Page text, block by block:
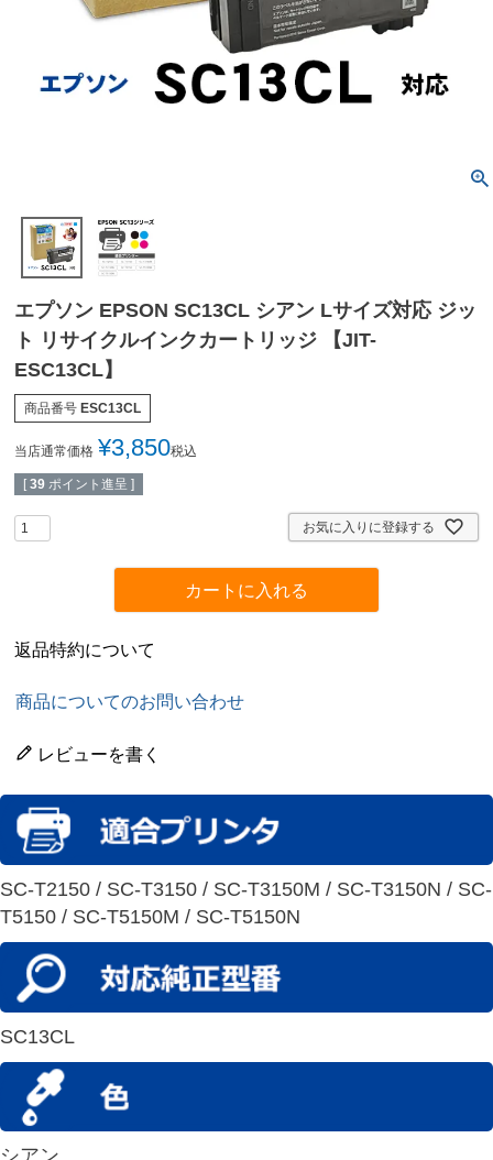
エプソン EPSON SC13CL シアン Lサイズ対応 ジッ
ト リサイクルインクカートリッジ 【JIT-
ESC13CL】
商品番号 ESC13CL
当店通常価格 ¥3,850税込
[ 39 ポイント進呈 ]
お気に入りに登録する
カートに入れる
返品特約について
商品についてのお問い合わせ
レビューを書く
SC-T2150 / SC-T3150 / SC-T3150M / SC-T3150N / SC-
T5150 / SC-T5150M / SC-T5150N
SC13CL
シアン